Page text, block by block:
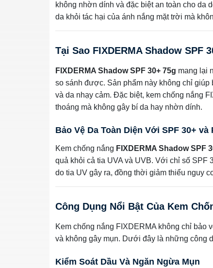
không nhờn dính và đặc biệt an toàn cho da
da khỏi tác hại của ánh nắng mặt trời mà
Tại Sao FIXDERMA Shadow SPF
FIXDERMA Shadow SPF 30+ 75g mang lại
so sánh được. Sản phẩm này không chỉ
và da nhạy cảm. Đặc biệt, kem chống nắng
thoáng mà không gây bí da hay nhờn dính.
Bảo Vệ Da Toàn Diện Với SPF 30+ và
Kem chống nắng FIXDERMA Shadow SPF
quả khỏi cả tia UVA và UVB. Với chỉ số SPF
do tia UV gây ra, đồng thời giảm thiểu nguy
Công Dụng Nổi Bật Của Kem
Kem chống nắng FIXDERMA không chỉ
và không gây mụn. Dưới đây là những công
Kiểm Soát Dầu Và Ngăn Ngừa Mụn